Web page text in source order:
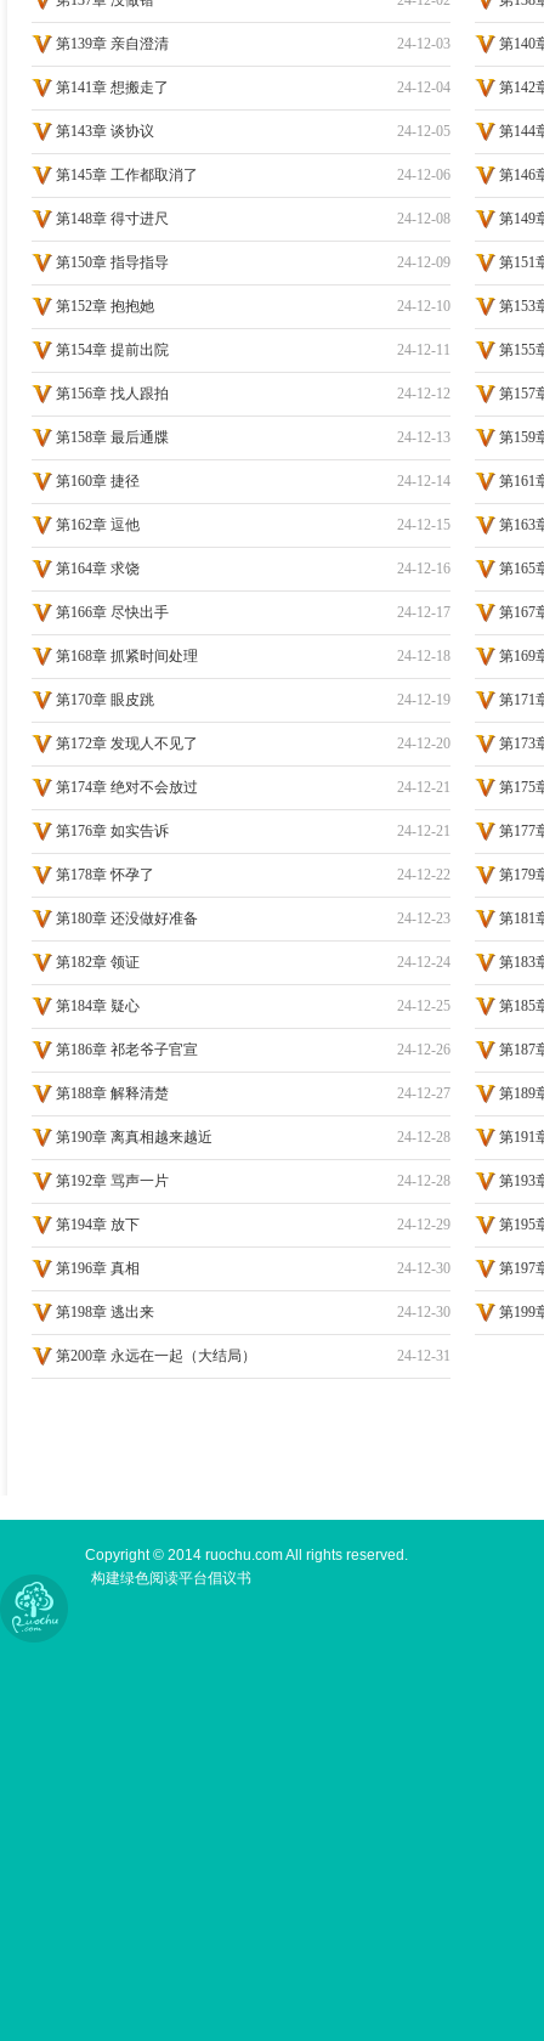
24-12-03
第139章 亲自澄清 第140
24-12-04
第141章 想搬走了 第142
24-12-05
第143章 谈协议 第144
24-12-06
第145章 工作都取消了 第146
24-12-08
第148章 得寸进尺 第149
24-12-09
第150章 指导指导 第151
24-12-10
第152章 抱抱她 第153
24-12-11
第154章 提前出院 第155
24-12-12
第156章 找人跟拍 第157
24-12-13
第158章 最后通牒 第159
24-12-14
第160章 捷径 第161
24-12-15
第162章 逗他 第163
24-12-16
第164章 求饶 第165
24-12-17
第166章 尽快出手 第167
24-12-18
第168章 抓紧时间处理 第169
24-12-19
第170章 眼皮跳 第171
24-12-20
第172章 发现人不见了 第173
24-12-21
第174章 绝对不会放过 第175
24-12-21
第176章 如实告诉 第177
24-12-22
第178章 怀孕了 第179
24-12-23
第180章 还没做好准备 第181
24-12-24
第182章 领证 第183
24-12-25
第184章 疑心 第185
24-12-26
第186章 祁老爷子官宣 第187
24-12-27
第188章 解释清楚 第189
24-12-28
第190章 离真相越来越近 第191
24-12-28
第192章 骂声一片 第193
24-12-29
第194章 放下 第195
24-12-30
第196章 真相 第197
24-12-30
第198章 逃出来 第199
24-12-31
第200章 永远在一起（大结局）
Copyright © 2014 ruochu.com All rights reserved.
构建绿色阅读平台倡议书